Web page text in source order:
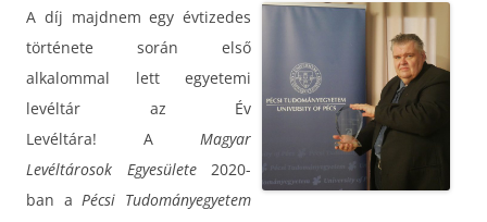
A díj majdnem egy évtizedes
története során első
alkalommal lett egyetemi
levéltár az Év
Levéltára! A Magyar
Levéltárosok Egyesülete2020-
ban aPécsi Tudományegyetem